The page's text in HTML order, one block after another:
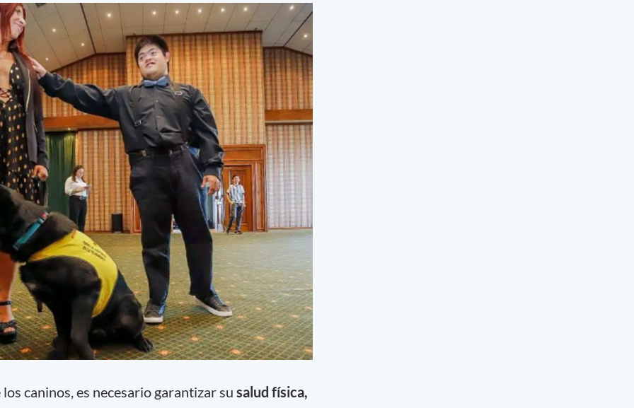
caninos, es necesario garantizar su salud física,